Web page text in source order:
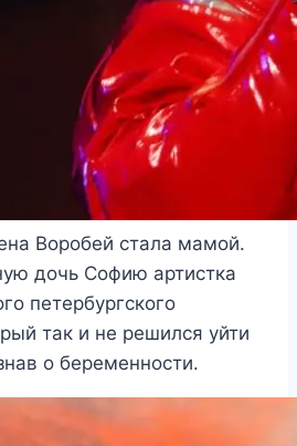
Воробей стала мамой.
дочь Софию артистка
петербургского
так и не решился уйти
о беременности.